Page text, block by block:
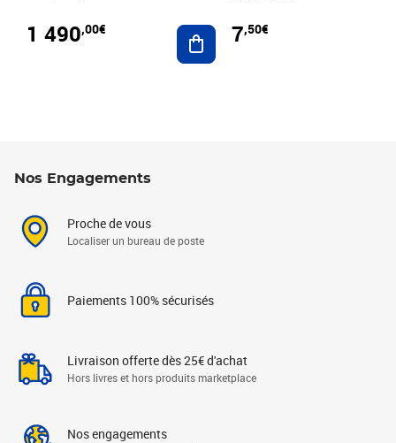
1 490,00€ Ajouter au panier
7,50€
Nos Engagements
Proche de vous
Localiser un bureau de poste
Paiements 100% sécurisés
Livraison offerte dès 25€ d'achat
Hors livres et hors produits marketplace
Nos engagements